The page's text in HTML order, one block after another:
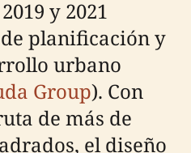
y 2021
planificación y
urbano
Group). Con
de más de
el diseño